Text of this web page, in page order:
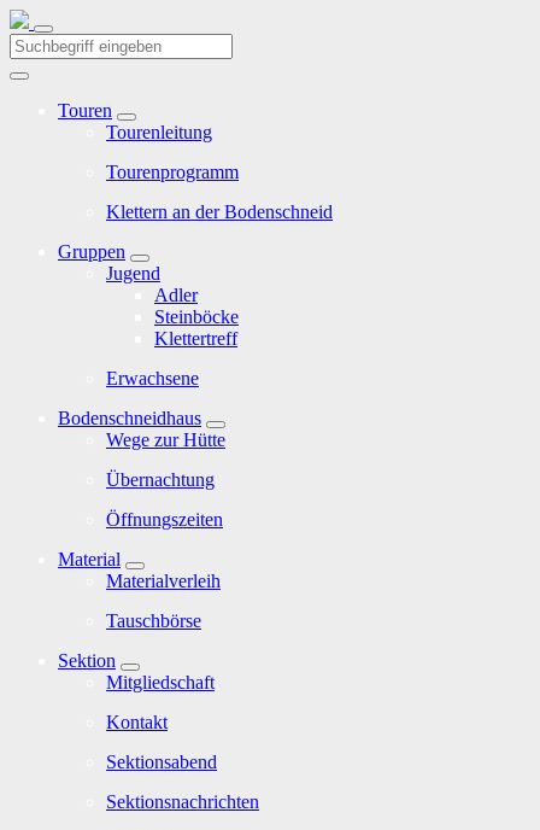
Touren
Tourenleitung
Tourenprogramm
Klettern an der Bodenschneid
Gruppen
Jugend
Adler
Steinböcke
Klettertreff
Erwachsene
Bodenschneidhaus
Wege zur Hütte
Übernachtung
Öffnungszeiten
Material
Materialverleih
Tauschbörse
Sektion
Mitgliedschaft
Kontakt
Sektionsabend
Sektionsnachrichten